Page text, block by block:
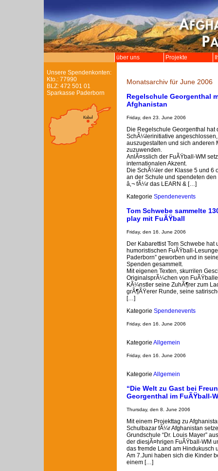
über uns Projekte
Unsere Spendenkonten:
Kto.: 77990
BLZ: 472 501 01
Sparkasse Paderborn
Monatsarchiv für June 2006
Regelschule Georgenthal
Afghanistan
Friday, den 23. June 2006
Die Regelschule Georgenthal
SchÃ¼lerinitiative
auszugestalten und sich anderen
zuzuwenden.
AnlÃ¤sslich der FuÃŸball-WM
internationalen Akzent.
Die SchÃ¼ler der Klasse 5 und 6
an der Schule und spendeten
â‚¬ fÃ¼r das LEARN & […]
Kategorie Spendenevents
Tom Schwebe sammelte
play mit FuÃŸball
Friday, den 16. June 2006
Der Kabarettist Tom Schwebe
humoristischen FuÃŸball-
Paderborn” geworben und in
Spenden gesammelt.
Mit eigenen Texten, skurrilen
OriginalsprÃ¼chen von
KÃ¼nstler seine ZuhÃ¶rer zum
grÃ¶ÃŸerer Runde, seine
[…]
Kategorie Spendenevents
Friday, den 16. June 2006
Kategorie Allgemein
Friday, den 16. June 2006
Kategorie Allgemein
“Die Welt zu Gast bei
Georgenthal im FuÃŸball-
Thursday, den 8. June 2006
Mit einem Projekttag zu
Schulbazar fÃ¼r Afghanistan
Grundschule “Dr. Louis Mayer”
der diesjÃ¤hrigen FuÃŸball-WM
das fremde Land am Hindukusch
Am 7.Juni haben sich die Kinder
einem […]